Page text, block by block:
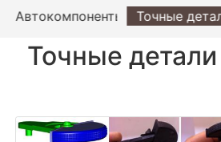
Автокомпоненты Точные
Точные детали